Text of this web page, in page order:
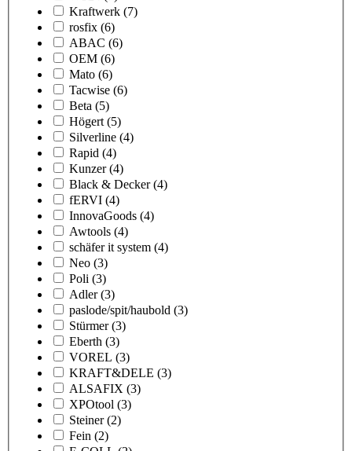
Kraftwerk (7)
rosfix (6)
ABAC (6)
OEM (6)
Mato (6)
Tacwise (6)
Beta (5)
Högert (5)
Silverline (4)
Rapid (4)
Kunzer (4)
Black & Decker (4)
fERVI (4)
InnovaGoods (4)
Awtools (4)
schäfer it system (4)
Neo (3)
Poli (3)
Adler (3)
paslode/spit/haubold (3)
Stürmer (3)
Eberth (3)
VOREL (3)
KRAFT&DELE (3)
ALSAFIX (3)
XPOtool (3)
Steiner (2)
Fein (2)